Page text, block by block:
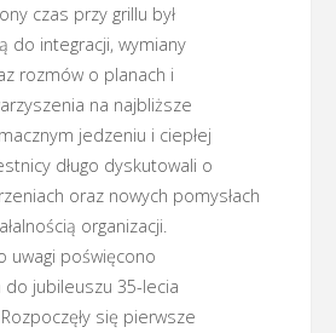
czas przy grillu był
do integracji, wymiany
rozmów o planach i
na najbliższe
jedzeniu i ciepłej
długo dyskutowali o
oraz nowych pomysłach
organizacji.
uwagi poświęcono
jubileuszu 35-lecia
się pierwsze